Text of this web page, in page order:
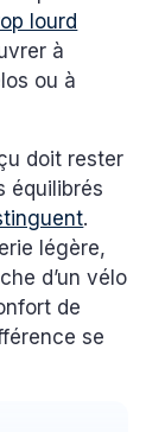
lourd
à
ou à
doit rester
équilibrés
.
légère,
d’un vélo
de
se